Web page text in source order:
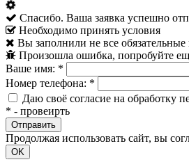
Спасибо. Ваша заявка успешно
Необходимо принять условия
Вы заполнили не все обязательные
Произошла ошибка, попробуйте
Ваше имя: *
Номер телефона: *
Даю своё согласие на обработку
* - провеирть
Продолжая использовать сайт, вы
OK